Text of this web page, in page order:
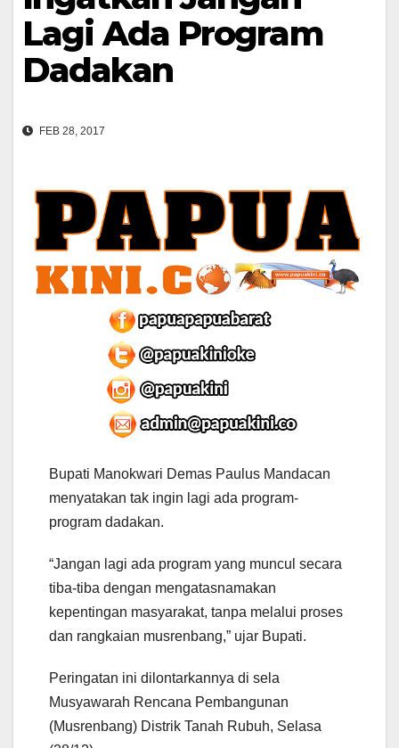
Lagi Ada Program
Dadakan
FEB 28, 2017
Bupati Manokwari Demas Paulus Mandacan
menyatakan tak ingin lagi ada program-
program dadakan.
“Jangan lagi ada program yang muncul secara
tiba-tiba dengan mengatasnamakan
kepentingan masyarakat, tanpa melalui proses
dan rangkaian musrenbang,” ujar Bupati.
Peringatan ini dilontarkannya di sela
Musyawarah Rencana Pembangunan
(Musrenbang) Distrik Tanah Rubuh, Selasa